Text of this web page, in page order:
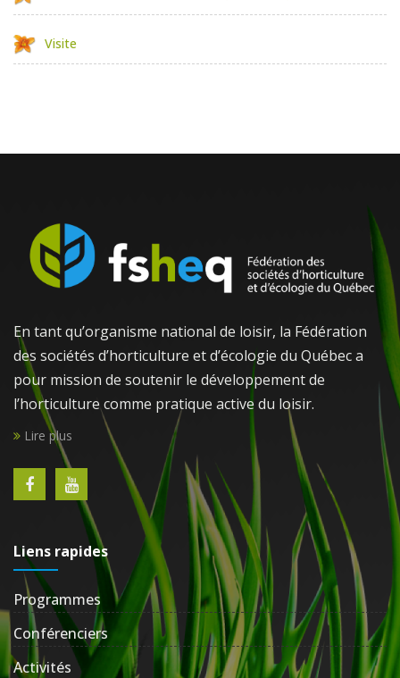
Visite
En tant qu’organisme national de loisir, la Fédération
des sociétés d’horticulture et d’écologie du Québec a
pour mission de soutenir le développement de
l’horticulture comme pratique active du loisir.
Lire plus
Liens rapides
Programmes
Conférenciers
Activités